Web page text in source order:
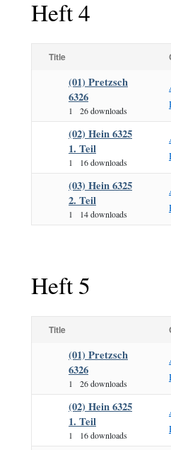
Heft 4
Title
(01) Pretzsch
6326
1 26 downloads
(02) Hein 6325
1. Teil
1 16 downloads
(03) Hein 6325
2. Teil
1 14 downloads
Heft 5
Title
(01) Pretzsch
6326
1 26 downloads
(02) Hein 6325
1. Teil
1 16 downloads